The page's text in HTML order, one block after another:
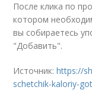
После клика по
котором
вы собираетесь
"Добавить".
Источник:https://
schetchik-kaloriy-